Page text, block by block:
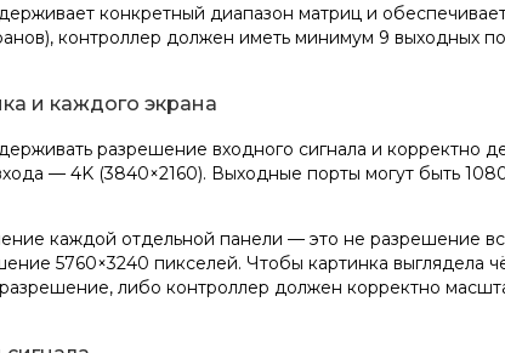
конкретный диапазон матриц и
контроллер должен иметь минимум 9 выходных
и каждого экрана
разрешение входного сигнала и корректно
— 4K (3840×2160). Выходные порты могут быть
каждой отдельной панели — это не разрешение
5760×3240 пикселей. Чтобы картинка выглядела
либо контроллер должен корректно